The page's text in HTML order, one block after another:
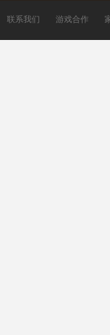
联系我们 游戏合作